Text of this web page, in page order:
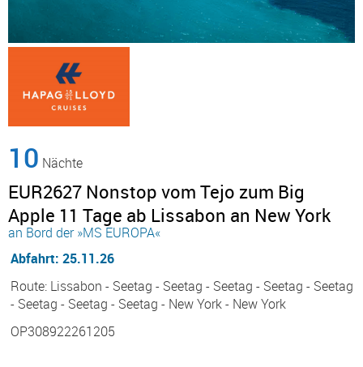
10 Nächte
EUR2627 Nonstop vom Tejo zum Big
Apple 11 Tage ab Lissabon an New York
an Bord der »MS EUROPA«
Abfahrt: 25.11.26
Route: Lissabon - Seetag - Seetag - Seetag - Seetag - Seetag
- Seetag - Seetag - Seetag - New York - New York
OP308922261205